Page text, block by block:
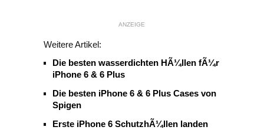
ANZEIGE
Weitere Artikel:
Die besten wasserdichten HÃ¼llen fÃ¼r
iPhone 6 & 6 Plus
Die besten iPhone 6 & 6 Plus Cases von
Spigen
Erste iPhone 6 SchutzhÃ¼llen landen